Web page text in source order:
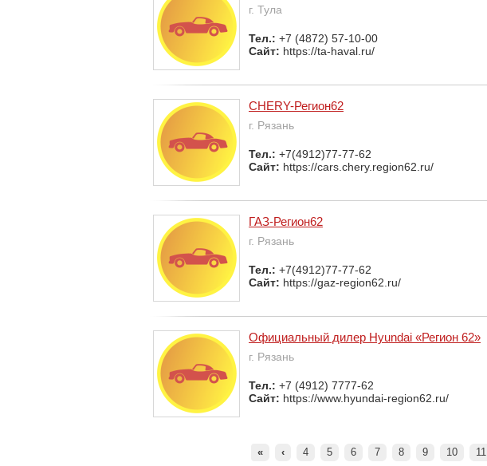
г. Тула
Тел.: +7 (4872) 57-10-00
Сайт: https://ta-haval.ru/
CHERY-Регион62
г. Рязань
Тел.: +7(4912)77-77-62
Сайт: https://cars.chery.region62.ru/
ГАЗ-Регион62
г. Рязань
Тел.: +7(4912)77-77-62
Сайт: https://gaz-region62.ru/
Официальный дилер Hyundai «Регион 62»
г. Рязань
Тел.: +7 (4912) 7777-62
Сайт: https://www.hyundai-region62.ru/
« ‹ 4 5 6 7 8 9 10 11